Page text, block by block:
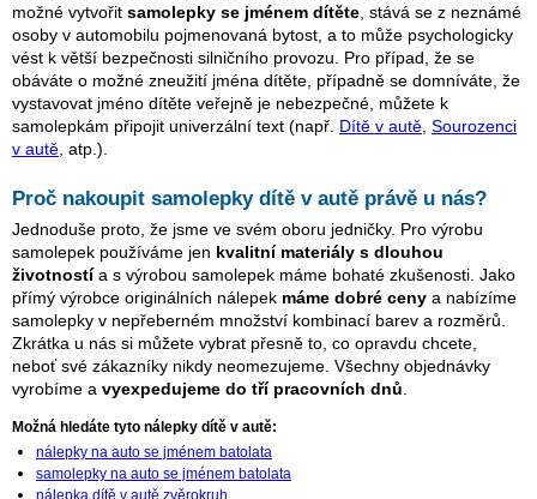
možné vytvořit samolepky se jménem dítěte , stává se z neznámé
osoby v automobilu pojmenovaná bytost, a to může psychologicky
vést k větší bezpečnosti silničního provozu. Pro případ, že se
obáváte o možné zneužití jména dítěte, případně se domníváte, že
vystavovat jméno dítěte veřejně je nebezpečné, můžete k
samolepkám připojit univerzální text (např. Dítě v autě Sourozenci
v autě , atp.).
Proč nakoupit samolepky dítě v autě právě u nás?
Jednoduše proto, že jsme ve svém oboru jedničky. Pro výrobu
samolepek používáme jen kvalitní materiály s dlouhou
životnostía s výrobou samolepek máme bohaté zkušenosti. Jako
přímý výrobce originálních nálepek máme dobré ceny a nabízíme
samolepky v nepřeberném množství kombinací barev a rozměrů.
Zkrátka u nás si můžete vybrat přesně to, co opravdu chcete,
neboť své zákazníky nikdy neomezujeme. Všechny objednávky
vyrobíme a vyexpedujeme do tří pracovních dnů
Možná hledáte tyto nálepky dítě v autě:
nálepky na auto se jménem batolata
samolepky na auto se jménem batolata
nálepka dítě v autě zvěrokruh